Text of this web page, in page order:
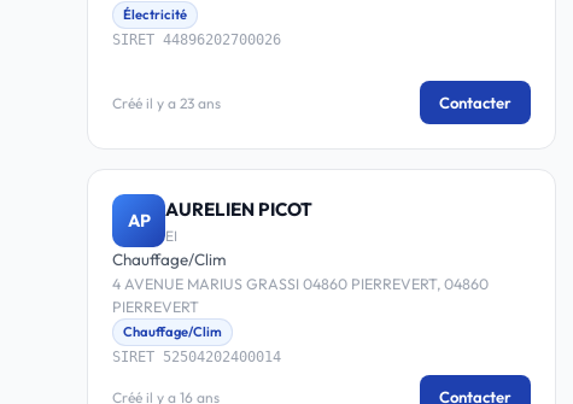
Électricité
SIRET 44896202700026
Créé il y a 23 ans Contacter
AP AURELIEN PICOT
EI
Chauffage/Clim
4 AVENUE MARIUS GRASSI 04860 PIERREVERT, 04860
PIERREVERT
Chauffage/Clim
SIRET 52504202400014
Créé il y a 16 ans Contacter